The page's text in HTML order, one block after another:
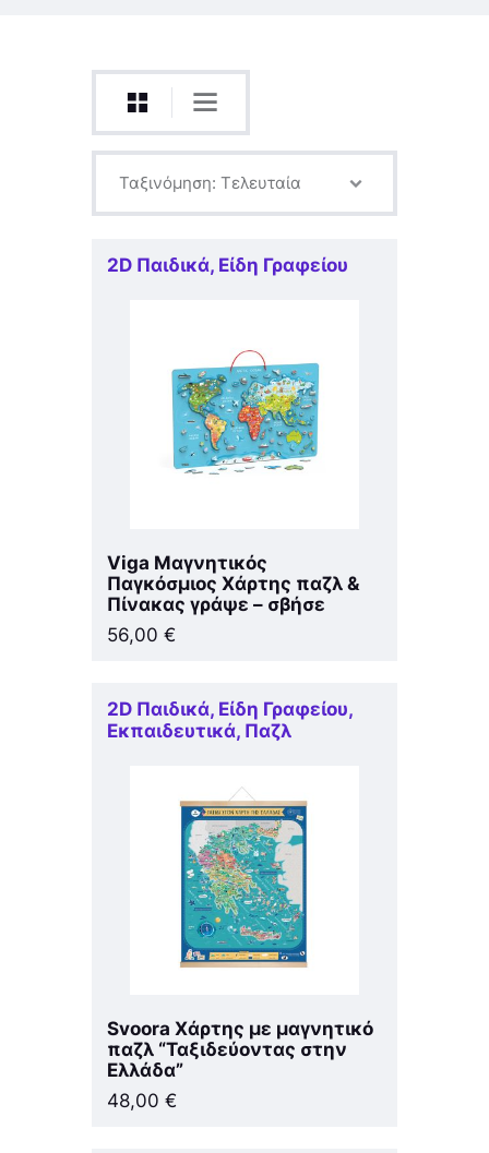
2D Παιδικά, Είδη Γραφείου
Viga Μαγνητικός
Παγκόσμιος Χάρτης παζλ &
Πίνακας γράψε – σβήσε
56,00 €
2D Παιδικά, Είδη Γραφείου,
Εκπαιδευτικά, Παζλ
Svoora Χάρτης με μαγνητικό
παζλ “Ταξιδεύοντας στην
Ελλάδα”
48,00 €